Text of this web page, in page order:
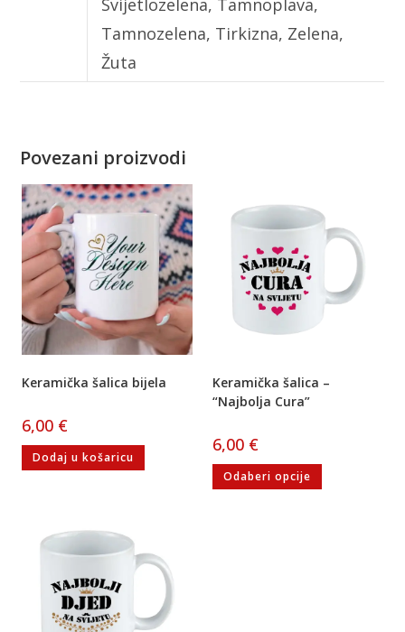
Svijetlozelena, Tamnoplava,
Tamnozelena, Tirkizna, Zelena,
Žuta
Povezani proizvodi
Keramička šalica bijela
6,00 €
Dodaj u košaricu
Keramička šalica –
“Najbolja Cura”
6,00 €
Odaberi opcije